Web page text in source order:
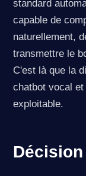
standard
capable de
naturellement,
transmettre le
C'est là que la
chatbot vocal
exploitable.